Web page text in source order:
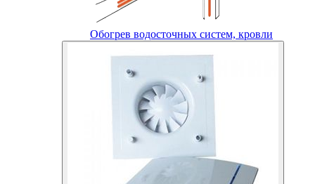
Обогрев водосточных систем, кровли